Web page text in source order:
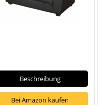
Beschreibung
Bei Amazon kaufen